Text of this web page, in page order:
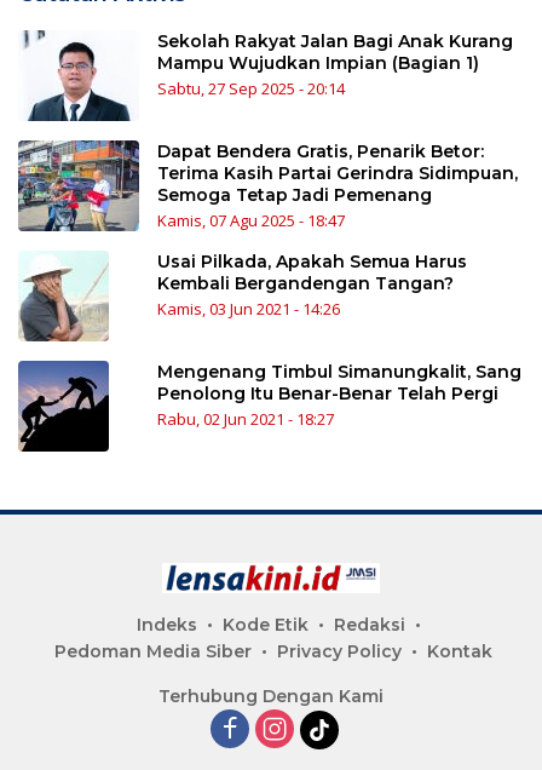
Sekolah Rakyat Jalan Bagi Anak Kurang
Mampu Wujudkan Impian (Bagian 1)
Sabtu, 27 Sep 2025 - 20:14
Dapat Bendera Gratis, Penarik Betor:
Terima Kasih Partai Gerindra Sidimpuan,
Semoga Tetap Jadi Pemenang
Kamis, 07 Agu 2025 - 18:47
Usai Pilkada, Apakah Semua Harus
Kembali Bergandengan Tangan?
Kamis, 03 Jun 2021 - 14:26
Mengenang Timbul Simanungkalit, Sang
Penolong Itu Benar-Benar Telah Pergi
Rabu, 02 Jun 2021 - 18:27
Indeks Kode Etik
Redaksi
Pedoman Media Siber
Privacy Policy Kontak
Terhubung Dengan Kami